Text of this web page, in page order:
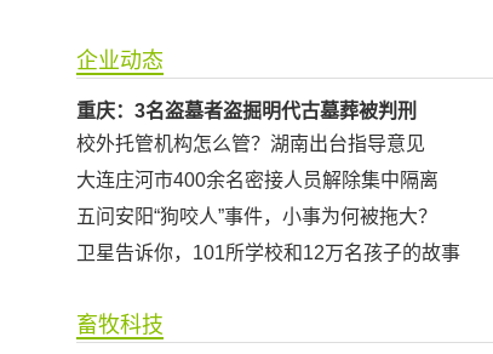
企业动态
重庆：3名盗墓者盗掘明代古墓葬被判刑
校外托管机构怎么管？湖南出台指导意见
大连庄河市400余名密接人员解除集中隔离
五问安阳“狗咬人”事件，小事为何被拖大？
卫星告诉你，101所学校和12万名孩子的故事
畜牧科技